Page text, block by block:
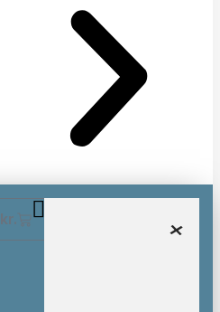
kr.